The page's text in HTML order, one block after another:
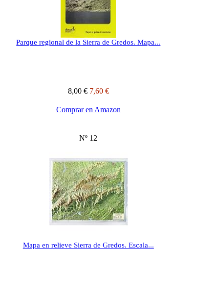
Parque regional de la Sierra de Gredos. Mapa...
8,00 € 7,60 €
Comprar en Amazon
Nº 12
Mapa en relieve Sierra de Gredos. Escala...